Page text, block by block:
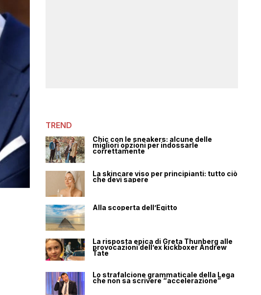
TREND
Chic con le sneakers: alcune delle
migliori opzioni per indossarle
correttamente
La skincare viso per principianti: tutto ciò
che devi sapere
Alla scoperta dell’Egitto
La risposta epica di Greta Thunberg alle
provocazioni dell’ex kickboxer Andrew
Tate
Lo strafalcione grammaticale della Lega
che non sa scrivere “accelerazione”